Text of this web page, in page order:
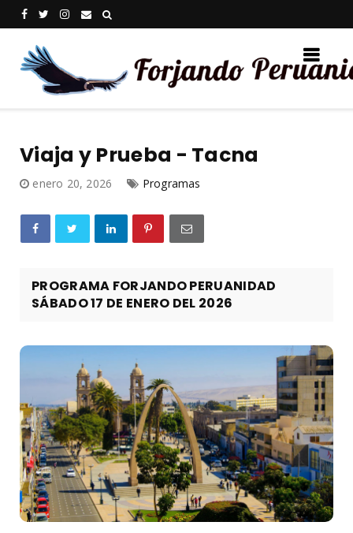
Viaja y Prueba - Tacna
enero 20, 2026 Programas
PROGRAMA FORJANDO PERUANIDAD
SÁBADO 17 DE ENERO DEL 2026